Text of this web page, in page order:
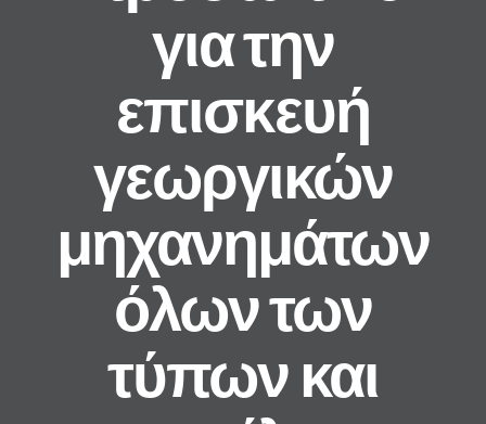
για την
επισκευή
γεωργικών
μηχανημάτων
όλων των
τύπων και